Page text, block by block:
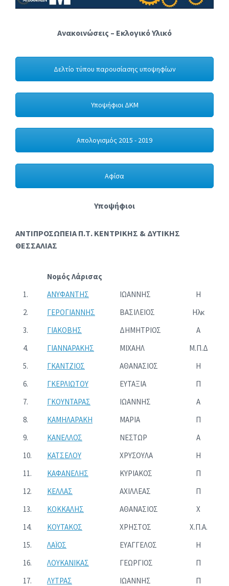
Ανακοινώσεις – Εκλογικό Υλικό
Δελτίο τύπου παρουσίασης υποψηφίων
Υποψήφιοι ΔΚΜ
Απολογισμός 2015 - 2019
Αφίσα
Υποψήφιοι
ΑΝΤΙΠΡΟΣΩΠΕΙΑ Π.Τ. ΚΕΝΤΡΙΚΗΣ & ΔΥΤΙΚΗΣ
ΘΕΣΣΑΛΙΑΣ
Νομός Λάρισας
1.
ΑΝΥΦΑΝΤΗΣ ΙΩΑΝΝΗΣ
Η
2.
ΓΕΡΟΓΙΑΝΝΗΣ ΒΑΣΙΛΕΙΟΣ
Ηλκ
3.
ΓΙΑΚΟΒΗΣ ΔΗΜΗΤΡΙΟΣ
Α
4.
ΓΙΑΝΝΑΡΑΚΗΣ ΜΙΧΑΗΛ
Μ.Π.Δ
5.
ΓΚΑΝΤΖΙΟΣ ΑΘΑΝΑΣΙΟΣ
Η
6.
ΓΚΕΡΛΙΩΤΟΥ ΕΥΤΑΞΙΑ
Π
7.
ΓΚΟΥΝΤΑΡΑΣ ΙΩΑΝΝΗΣ
Α
8.
ΚΑΜΗΛΑΡΑΚΗ ΜΑΡΙΑ
Π
9.
ΚΑΝΕΛΛΟΣ ΝΕΣΤΩΡ
Α
10.
ΚΑΤΣΕΛΟΥ ΧΡΥΣΟΥΛΑ
Η
11.
ΚΑΦΑΝΕΛΗΣ ΚΥΡΙΑΚΟΣ
Π
12.
ΚΕΛΛΑΣ ΑΧΙΛΛΕΑΣ
Π
13.
ΚΟΚΚΑΛΗΣ ΑΘΑΝΑΣΙΟΣ
Χ
14.
ΚΟΥΤΑΚΟΣ ΧΡΗΣΤΟΣ
Χ.Π.Α.
15.
ΛΑΪΟΣ ΕΥΑΓΓΕΛΟΣ
Η
16.
ΛΟΥΚΑΝΙΚΑΣ ΓΕΩΡΓΙΟΣ
Π
17.
ΛΥΤΡΑΣ ΙΩΑΝΝΗΣ
Π